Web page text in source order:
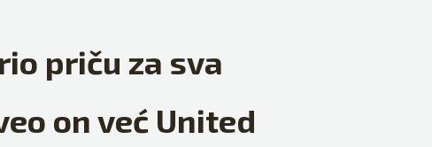
priču za sva
on već United